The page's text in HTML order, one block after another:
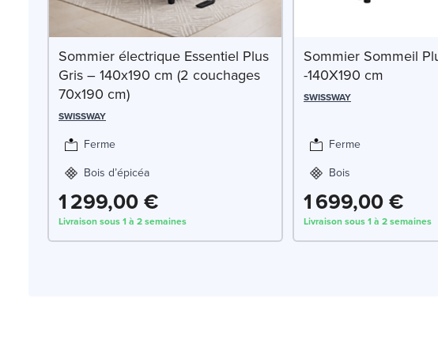
Sommier électrique Essentiel Plus
Gris – 140x190 cm (2 couchages
70x190 cm)
SWISSWAY
Ferme
Bois d’épicéa
1 299,00 €
Livraison sous 1 à 2 semaines
Sommier Sommeil
-140X190 cm
SWISSWAY
Ferme
Bois
1 699,00 €
Livraison sous 1 à 2 semaines